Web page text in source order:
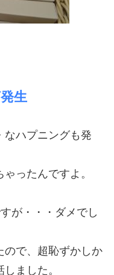
生
なハプニングも発
ったんですよ。
が・・・ダメでし
ので、超恥ずかしか
ました。